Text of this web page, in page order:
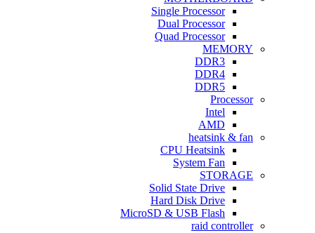
Single Processor
Dual Processor
Quad Processor
MEMORY
DDR3
DDR4
DDR5
Processor
Intel
AMD
heatsink & fan
CPU Heatsink
System Fan
STORAGE
Solid State Drive
Hard Disk Drive
MicroSD & USB Flash
raid controller